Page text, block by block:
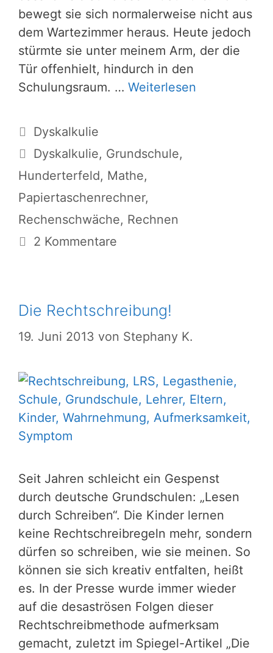
bewegt sie sich normalerweise nicht aus
dem Wartezimmer heraus. Heute jedoch
stürmte sie unter meinem Arm, der die
Tür offenhielt, hindurch in den
Schulungsraum. … Weiterlesen
Kategorien
Dyskalkulie
Schlagwörter
Dyskalkulie, Grundschule,
Hunderterfeld, Mathe,
Papiertaschenrechner,
Rechenschwäche, Rechnen
2 Kommentare
Die Rechtschreibung!
19. Juni 2013 von Stephany K.
Seit Jahren schleicht ein Gespenst
durch deutsche Grundschulen: „Lesen
durch Schreiben“. Die Kinder lernen
keine Rechtschreibregeln mehr, sondern
dürfen so schreiben, wie sie meinen. So
können sie sich kreativ entfalten, heißt
es. In der Presse wurde immer wieder
auf die desaströsen Folgen dieser
Rechtschreibmethode aufmerksam
gemacht, zuletzt im Spiegel-Artikel „Die